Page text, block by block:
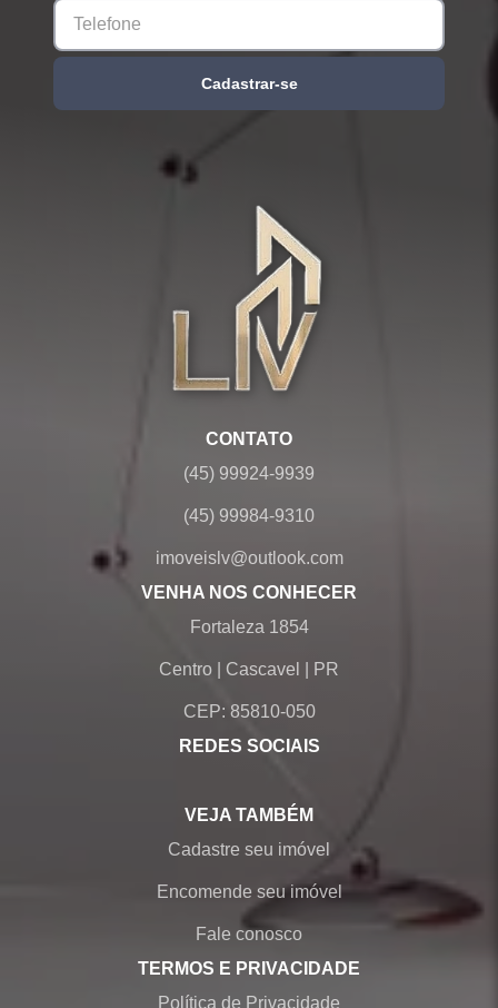
Cadastrar-se
CONTATO
(45) 99924-9939
(45) 99984-9310
imoveislv@outlook.com
VENHA NOS CONHECER
Fortaleza 1854
Centro Cascavel PR
CEP: 85810-050
REDES SOCIAIS
VEJA TAMBÉM
Cadastre seu imóvel
Encomende seu imóvel
Fale conosco
TERMOS E PRIVACIDADE
Política de Privacidade